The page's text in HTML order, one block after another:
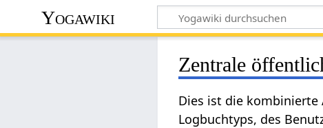
Yogawiki
Zentrale
Dies ist die kombinierte
Logbuchtyps, des